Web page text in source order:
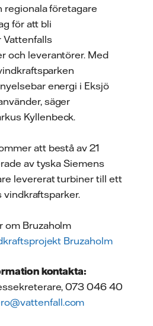
regionala företagare
för att bli
Vattenfalls
och leverantörer. Med
energi i Eksjö
säger
Kyllenbeck.
att bestå av 21
av tyska Siemens
levererat turbiner till ett
vindkraftsparker.
om Bruzaholm
Bruzaholm
kontakta:
073 046 40